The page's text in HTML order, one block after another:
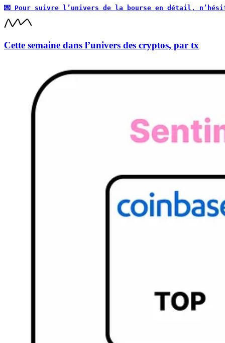
💌 Pour suivre l’univers de la bourse en détail,
Cette semaine dans l’univers des cryptos, par tx